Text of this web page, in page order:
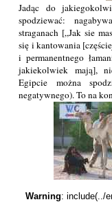
Jadąc do
spodziewać:
straganach [„Jak sie
się i kantowania
i permanentnego
jakiekolwiek mają],
Egipcie można
negatywnego). To na
Warning: include(../